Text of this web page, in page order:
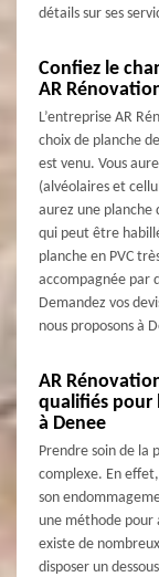
détails sur ses
Confiez le
AR
L’entreprise AR
choix de planche
est venu. Vous
(alvéolaires et
aurez une planche
qui peut être
planche en PVC
accompagnée par
Demandez vos
nous proposons à
AR
qualifiés pour
à Denee
Prendre soin de la
complexe. En
son
une méthode pour
existe de
disposer un